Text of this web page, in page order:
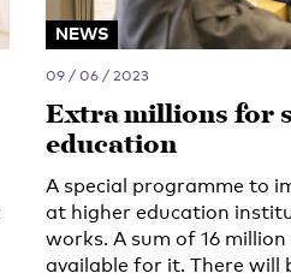
NEWS
09 / 06 / 2023
Extra millions for
education
A special programme to
at higher education
works. A sum of 16
available for it. There will